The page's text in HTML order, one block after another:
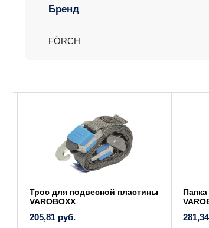
Бренд
FÖRCH
Трос для подвесной пластины
VAROBOXX
205,81руб.
Папка
281,34